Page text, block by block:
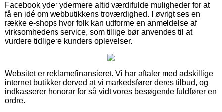
Facebook yder ydermere altid værdifulde muligheder for at
få en idé om webbutikkens troværdighed. I øvrigt ses en
række e-shops hvor folk kan udforme en anmeldelse af
virksomhedens service, som tillige bør anvendes til at
vurdere tidligere kunders oplevelser.
Websitet er reklamefinansieret. Vi har aftaler med adskillige
internet butikker derved at vi markedsfører deres tilbud, og
indkasserer honorar for så vidt vores besøgende fuldfører en
ordre.